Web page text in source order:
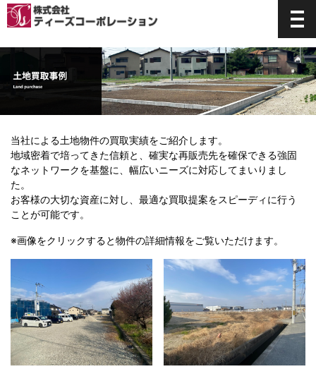
当社による土地物件の買取実績をご紹介します。
地域密着で培ってきた信頼と、確実な再販売先を確保できる強固
なネットワークを基盤に、幅広いニーズに対応してまいりまし
た。
お客様の大切な資産に対し、最適な買取提案をスピーディに行う
ことが可能です。
※画像をクリックすると物件の詳細情報をご覧いただけます。